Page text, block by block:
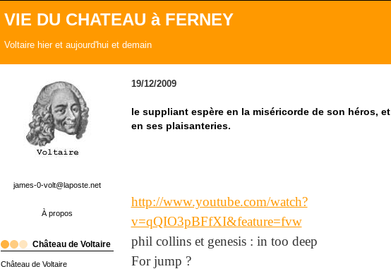
VIE DU CHATEAU à FERNEY
Voltaire hier et aujourd'hui et demain
james-0-volt@laposte.net
À propos
Château de Voltaire
Château de Voltaire
19/12/2009
le suppliant espère en la miséricorde de son héros, et
en ses plaisanteries.
http://www.youtube.com/watch?
v=qQIO3pBFfXI&feature=fvw
phil collins et genesis : in too deep
For jump ?